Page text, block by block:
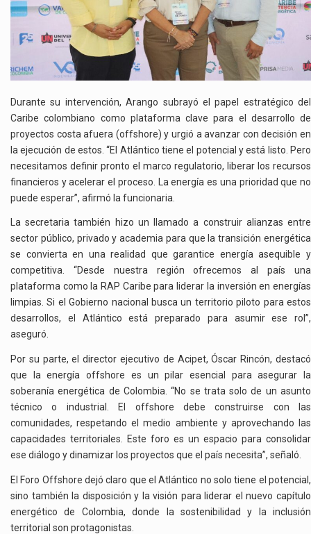
Durante su intervención, Arango subrayó el papel estratégico del
Caribe colombiano como plataforma clave para el desarrollo de
proyectos costa afuera (offshore) y urgió a avanzar con decisión en
la ejecución de estos. “El Atlántico tiene el potencial y está listo. Pero
necesitamos definir pronto el marco regulatorio, liberar los recursos
financieros y acelerar el proceso. La energía es una prioridad que no
puede esperar”, afirmó la funcionaria.
La secretaria también hizo un llamado a construir alianzas entre
sector público, privado y academia para que la transición energética
se convierta en una realidad que garantice energía asequible y
competitiva. “Desde nuestra región ofrecemos al país una
plataforma como la RAP Caribe para liderar la inversión en energías
limpias. Si el Gobierno nacional busca un territorio piloto para estos
desarrollos, el Atlántico está preparado para asumir ese rol”,
aseguró.
Por su parte, el director ejecutivo de Acipet, Óscar Rincón, destacó
que la energía offshore es un pilar esencial para asegurar la
soberanía energética de Colombia. “No se trata solo de un asunto
técnico o industrial. El offshore debe construirse con las
comunidades, respetando el medio ambiente y aprovechando las
capacidades territoriales. Este foro es un espacio para consolidar
ese diálogo y dinamizar los proyectos que el país necesita”, señaló.
El Foro Offshore dejó claro que el Atlántico no solo tiene el potencial,
sino también la disposición y la visión para liderar el nuevo capítulo
energético de Colombia, donde la sostenibilidad y la inclusión
territorial son protagonistas.